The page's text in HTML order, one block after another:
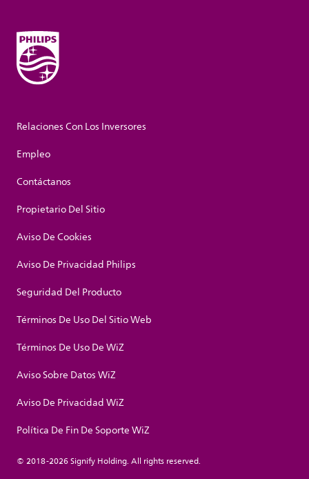
Relaciones Con Los Inversores
Empleo
Contáctanos
Propietario Del Sitio
Aviso De Cookies
Aviso De Privacidad Philips
Seguridad Del Producto
Términos De Uso Del Sitio Web
Términos De Uso De WiZ
Aviso Sobre Datos WiZ
Aviso De Privacidad WiZ
Política De Fin De Soporte WiZ
© 2018-2026 Signify Holding. All rights reserved.